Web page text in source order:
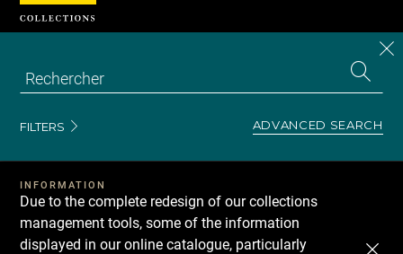
FILTERS ADVANCED SEARCH
INFORMATION
Due to the complete redesign of our collections
management tools, some of the information
displayed in our online catalogue, particularly
Cookies management panel